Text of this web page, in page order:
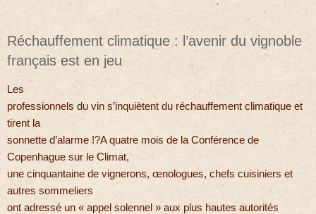
Réchauffement climatique : l’avenir du vignoble
français est en jeu
Les
professionnels du vin s’inquiètent du réchauffement climatique et
tirent la
sonnette d’alarme !?A quatre mois de la Conférence de
Copenhague sur le Climat,
une cinquantaine de vignerons, œnologues, chefs cuisiniers et
autres sommeliers
ont adressé un « appel solennel » aux plus hautes autorités